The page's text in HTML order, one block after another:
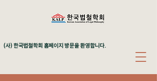
(사) 한국법철학회 홈페이지 방문을 환영합니다.